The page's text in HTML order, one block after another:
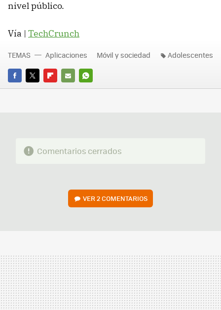
nivel público.
Vía | TechCrunch
FACEBOOK
TWITTERFLIPBOARD
E-
WHATSAPP
TEMAS Aplicaciones Móvil y sociedad Adolescentes
Comentarios cerrados
VER2 COMENTARIOS